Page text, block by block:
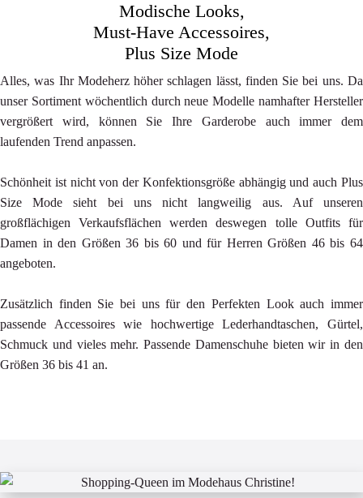
Modische Looks,
Must-Have Accessoires,
Plus Size Mode
Alles, was Ihr Modeherz höher schlagen lässt, finden Sie bei uns. Da
unser Sortiment wöchentlich durch neue Modelle namhafter Hersteller
vergrößert wird, können Sie Ihre Garderobe auch immer dem
laufenden Trend anpassen.
Schönheit ist nicht von der Konfektionsgröße abhängig und auch Plus
Size Mode sieht bei uns nicht langweilig aus. Auf unseren
großflächigen Verkaufsflächen werden deswegen tolle Outfits für
Damen in den Größen 36 bis 60 und für Herren Größen 46 bis 64
angeboten.
Zusätzlich finden Sie bei uns für den Perfekten Look auch immer
passende Accessoires wie hochwertige Lederhandtaschen, Gürtel,
Schmuck und vieles mehr. Passende Damenschuhe bieten wir in den
Größen 36 bis 41 an.